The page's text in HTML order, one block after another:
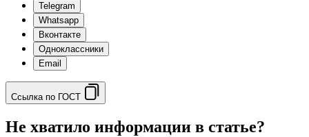
Telegram
Whatsapp
Вконтакте
Одноклассники
Email
Ссылка по ГОСТ
Не хватило информации в статье?